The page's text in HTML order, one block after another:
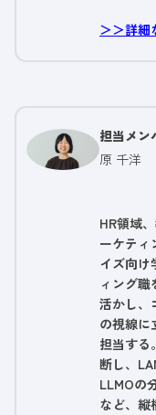
＞＞詳細
担当メン
原 千洋
HR領域
ーケティ
イズ向け
ィング
活かし、
の視線に
担当する
断し、
LLMOの
など、縦